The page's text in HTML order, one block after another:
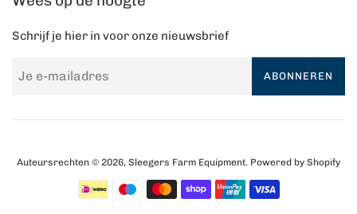
Schrijf je hier in voor onze nieuwsbrief
ABONNEREN
Auteursrechten © 2026, Sleegers Farm Equipment. Powered by Shopify
Betalingspictogrammen